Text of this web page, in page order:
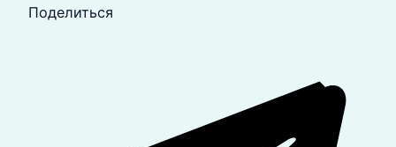
Поделиться